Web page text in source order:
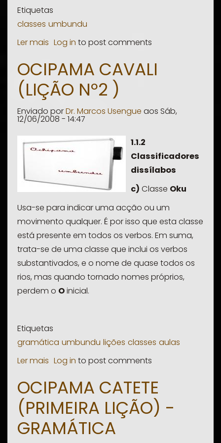
Etiquetas
classes umbundu
Ler mais sobre
Catete
(Primeira
Lição)
Log in to post comments
OCIPAMA CAVALI
(LIÇÃO Nº2 )
Enviado porDr. Marcos Usengue aos Sáb,
12/06/2008 - 14:47
1.1.2
Classificadores
dissílabos
c) Classe Oku
Usa-se para indicar uma acção ou um
movimento qualquer. É por isso que esta classe
está presente em todos os verbos. Em suma,
trata-se de uma classe que inclui os verbos
substantivados, e o nome de quase todos os
rios, mas quando tornado nomes próprios,
perdem o Oinicial.
Etiquetas
gramática umbundu lições classes aulas
Ler mais sobre
Cavali
(Lição
nº2
)
Log in to post comments
OCIPAMA CATETE
(PRIMEIRA LIÇÃO) -
GRAMÁTICA